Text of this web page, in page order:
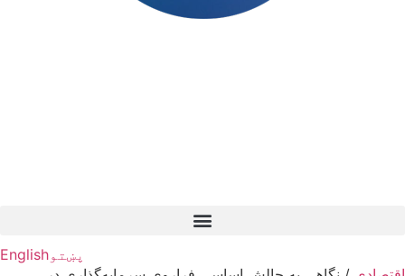
پښتوEnglish